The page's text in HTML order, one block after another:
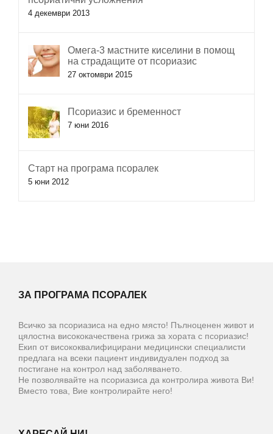
4 декември 2013
Омега-3 мастните киселини в помощ
на страдащите от псориазис
27 октомври 2015
Псориазис и бременност
7 юни 2016
Старт на програма псоралек
5 юни 2012
ЗА ПРОГРАМА ПСОРАЛЕК
Всичко за псориазиса на едно място! Пълноценен живот и
цялостна висококачествена грижа за хората с псориазис!
Екип от висококвалифицирани медицински специалисти
предлага на всеки пациент индивидуален подход за
постигане на контрол над заболяването.
Не позволявайте на псориазиса да контролира живота Ви!
Вместо това, Вие контролирайте него!